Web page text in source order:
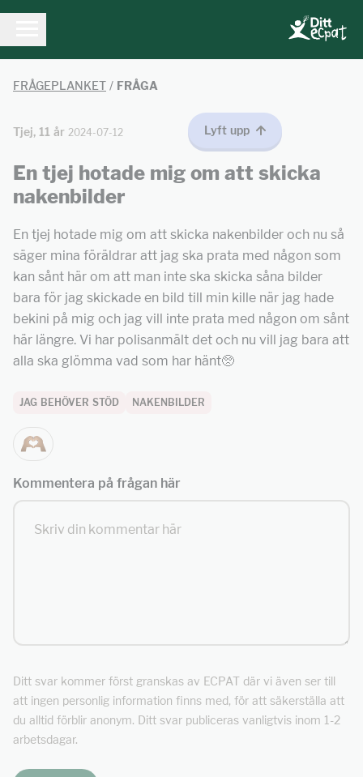
FRÅGEPLANKET / FRÅGA
Tjej, 11 år 2024-07-12 Lyft upp
En tjej hotade mig om att skicka
nakenbilder
En tjej hotade mig om att skicka nakenbilder och nu så
säger mina föräldrar att jag ska prata med någon som
kan sånt här om att man inte ska skicka såna bilder
bara för jag skickade en bild till min kille när jag hade
bekini på mig och jag vill inte prata med någon om sånt
här längre. Vi har polisanmält det och nu vill jag bara att
alla ska glömma vad som har hänt🥺
JAG BEHÖVER STÖD NAKENBILDER
Kommentera på frågan här
Ditt svar kommer först granskas av ECPAT där vi även ser till
att ingen personlig information finns med, för att säkerställa att
du alltid förblir anonym. Ditt svar publiceras vanligtvis inom 1-2
arbetsdagar.